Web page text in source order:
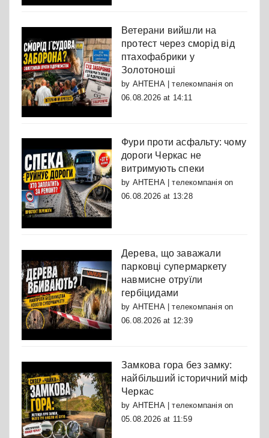
Ветерани вийшли на
протест через сморід від
птахофабрики у
Золотоноші
by АНТЕНА | телекомпаніяon
06.08.2026 at 14:11
Фури проти асфальту: чому
дороги Черкас не
витримують спеки
by АНТЕНА | телекомпаніяon
06.08.2026 at 13:28
Дерева, що заважали
парковці супермаркету
навмисне отруїли
гербіцидами
by АНТЕНА | телекомпаніяon
06.08.2026 at 12:39
Замкова гора без замку:
найбільший історичний міф
Черкас
by АНТЕНА | телекомпаніяon
05.08.2026 at 11:59